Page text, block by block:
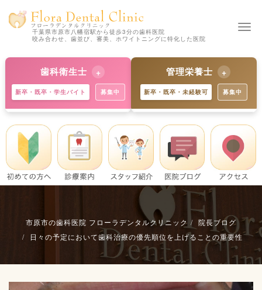
千葉県市原市八幡宿駅から徒歩3分の歯科医院
咬み合わせ、歯並び、審美、ホワイトニングに特化した医院
歯科衛生士
新卒・既卒・学生バイト 募集中
独自の教育制度で着実にスキル
アップ。学生バイトも歓迎で
す。※既卒・中途の方も大歓
迎。
管理栄養士
新卒・既卒・未経験可 募集中
歯科と食育のプロへ。未経験か
らでも丁寧に指導します。※既
卒・中途の方も募集中。
詳細を見る
市原市の歯科医院 フローラデンタルクリニック
院長ブログ
日々の予定において歯科治療の優先順位を上げることの重要性